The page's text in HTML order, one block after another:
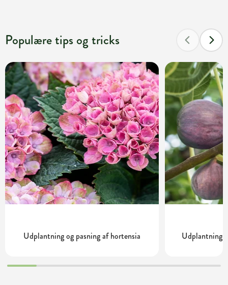
Populære tips og tricks
Udplantning og pasning af hortensia Udplantning